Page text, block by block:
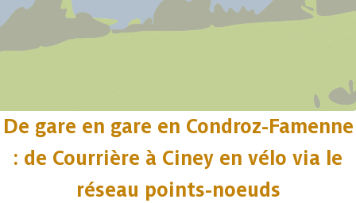
De gare en gare en Condroz-Famenne
: de Courrière à Ciney en vélo via le
réseau points-noeuds